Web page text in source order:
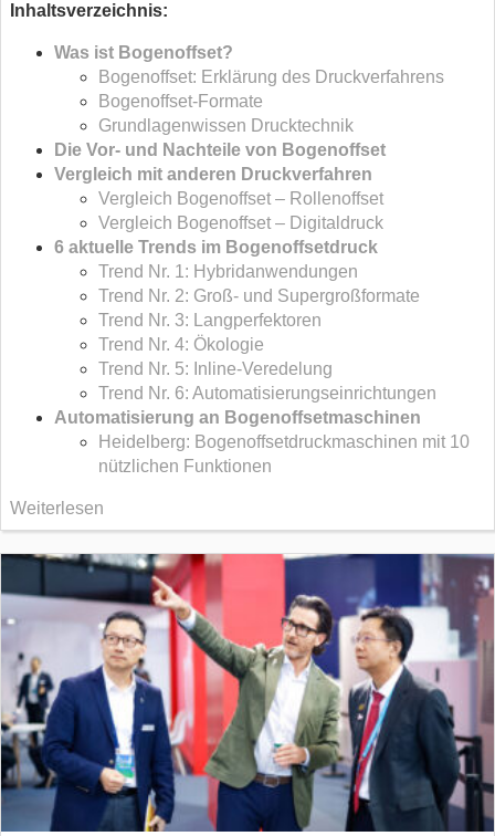
Inhaltsverzeichnis:
Was ist Bogenoffset?
Bogenoffset: Erklärung des Druckverfahrens
Bogenoffset-Formate
Grundlagenwissen Drucktechnik
Die Vor- und Nachteile von Bogenoffset
Vergleich mit anderen Druckverfahren
Vergleich Bogenoffset – Rollenoffset
Vergleich Bogenoffset – Digitaldruck
6 aktuelle Trends im Bogenoffsetdruck
Trend Nr. 1: Hybridanwendungen
Trend Nr. 2: Groß- und Supergroßformate
Trend Nr. 3: Langperfektoren
Trend Nr. 4: Ökologie
Trend Nr. 5: Inline-Veredelung
Trend Nr. 6: Automatisierungseinrichtungen
Automatisierung an Bogenoffsetmaschinen
Heidelberg: Bogenoffsetdruckmaschinen mit 10
nützlichen Funktionen
Weiterlesen